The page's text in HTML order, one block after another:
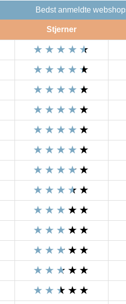
Bedst anmeldte
Stjerner